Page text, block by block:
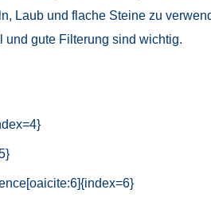
Laub und flache Steine zu
und gute Filterung sind wichtig.